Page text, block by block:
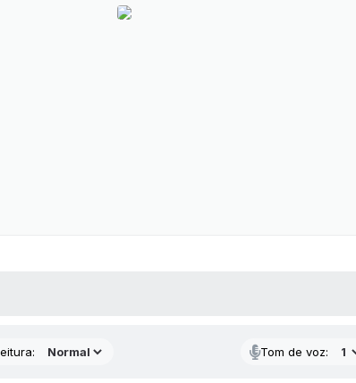
MÍDIAS
Tom de voz: